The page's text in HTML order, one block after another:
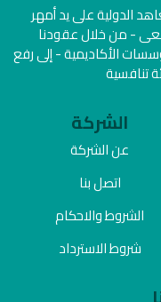
الدولية على يد أمهر
- من خلال عقودنا
الأكاديمية - إلى رفع
تنافسية
الشركة
عن الشركة
اتصل بنا
الشروط والاحكام
شروط الاسترداد